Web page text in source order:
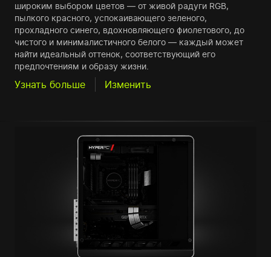
широким выбором цветов — от живой радуги RGB,
пылкого красного, успокаивающего зеленого,
прохладного синего, вдохновляющего фиолетового, до
чистого и минималистичного белого — каждый может
найти идеальный оттенок, соответствующий его
предпочтениям и образу жизни.
Узнать больше Изменить